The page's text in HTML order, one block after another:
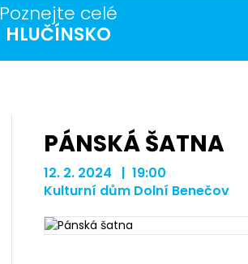
Poznejte celé
HLUČÍNSKO
PÁNSKÁ ŠATNA
12. 2. 2024 | 19:00
Kulturní dům Dolní Benečov